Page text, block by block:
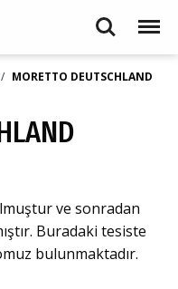
Search Menu
MORETTO DEUTSCHLAND
ve sonradan
Buradaki tesiste
bulunmaktadır.